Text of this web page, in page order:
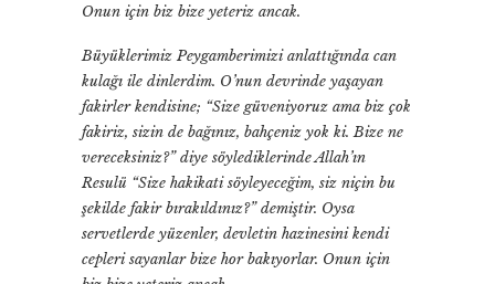
Onun için biz bize yeteriz ancak.
Büyüklerimiz Peygamberimizi anlattığında can
kulağı ile dinlerdim. O’nun devrinde yaşayan
fakirler kendisine; “Size güveniyoruz ama biz çok
fakiriz, sizin de bağınız, bahçeniz yok ki. Bize ne
vereceksiniz?” diye söylediklerinde Allah’ın
Resulü “Size hakikati söyleyeceğim, siz niçin bu
şekilde fakir bırakıldınız?” demiştir. Oysa
servetlerde yüzenler, devletin hazinesini kendi
cepleri sayanlar bize hor bakıyorlar. Onun için